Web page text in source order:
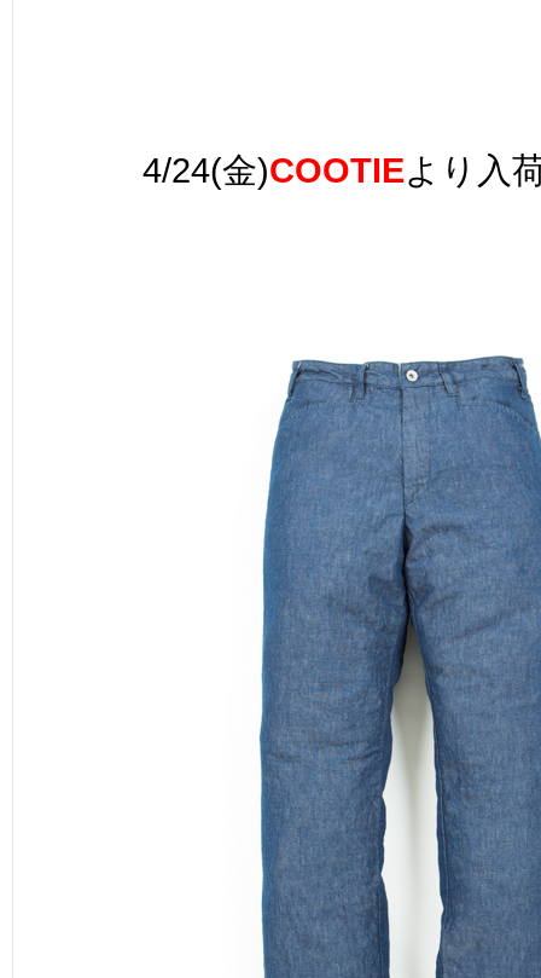
4/24(金)COOTIEより入